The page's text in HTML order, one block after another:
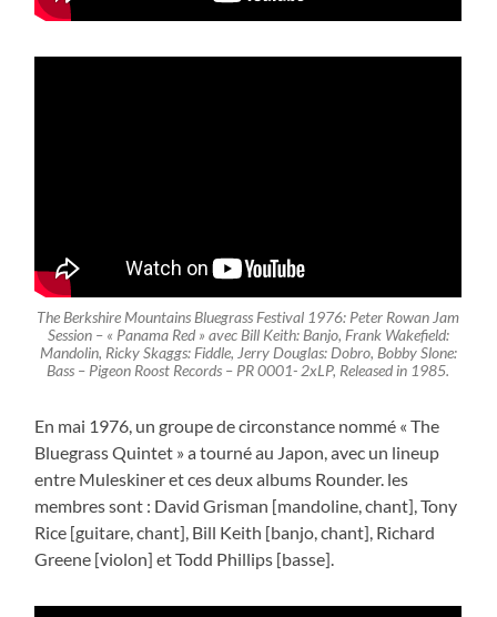
The Berkshire Mountains Bluegrass Festival 1976: Peter Rowan Jam
Session – « Panama Red » avec Bill Keith: Banjo, Frank Wakefield:
Mandolin, Ricky Skaggs: Fiddle, Jerry Douglas: Dobro, Bobby Slone:
Bass – Pigeon Roost Records – PR 0001- 2xLP, Released in 1985.
En mai 1976, un groupe de circonstance nommé « The
Bluegrass Quintet » a tourné au Japon, avec un lineup
entre Muleskiner et ces deux albums Rounder. les
membres sont : David Grisman [mandoline, chant], Tony
Rice [guitare, chant], Bill Keith [banjo, chant], Richard
Greene [violon] et Todd Phillips [basse].